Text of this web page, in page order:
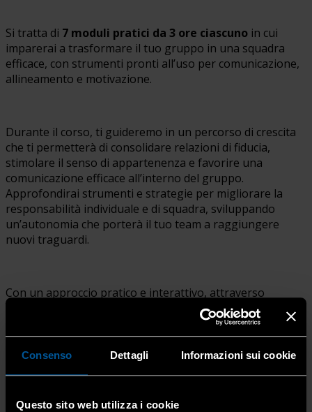
Consenso Dettagli Informazioni sui cookie
Questo sito web utilizza i cookie
Si tratta di 7 moduli pratici da 3 ore ciascuno in cui
imparerai a trasformare il tuo gruppo in una squadra
efficace, con strumenti pronti all’uso per comunicazione,
allineamento e motivazione.
Durante il corso, ti guideremo in un percorso di crescita
che ti permetterà di consolidare relazioni di fiducia,
stimolare il senso di appartenenza e favorire una
comunicazione efficace all’interno del gruppo.
Approfondirai strumenti e strategie per migliorare la
responsabilità individuale e di squadra, sviluppando
un’autonomia che porterà il tuo team a raggiungere
nuovi traguardi.
Con un approccio pratico e interattivo, attraverso
casi reali, esplorerai temi
fondamentali come la comunicazione strategica, il cold
reading, il rapporto, e le basi del coaching applicate alla
gestione del team. Imparerai inoltre a riconoscere e
una squadra vincente.